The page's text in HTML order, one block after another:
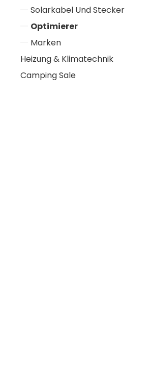
Solarkabel Und Stecker
Optimierer
Marken
Heizung & Klimatechnik
Camping Sale